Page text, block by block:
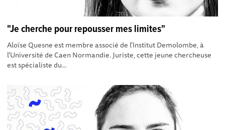
"Je cherche pour repousser mes limites"
Aloïse Quesne est membre associé de l’Institut Demolombe, à
l’Université de Caen Normandie. Juriste, cette jeune chercheuse
est spécialiste du...